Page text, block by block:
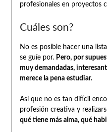
profesionales en proyectos
Cuáles son?
No es posible hacer una
se guíe por. Pero, por
muy demandadas,
merece la pena estudiar.
Así que no es tan difícil
profesión creativa y
qué tiene más alma, qué